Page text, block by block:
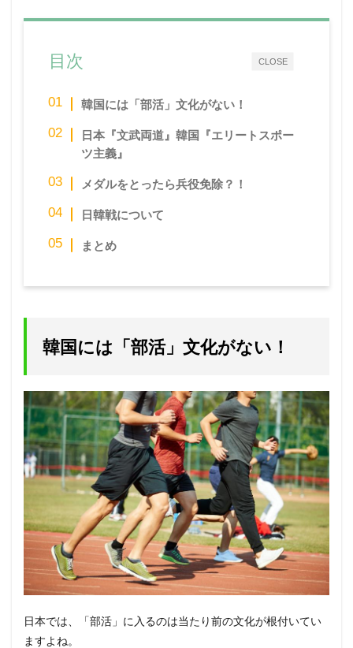
CLOSE
目次
韓国には「部活」文化がない！
日本『文武両道』韓国『エリートスポー
ツ主義』
メダルをとったら兵役免除？！
日韓戦について
まとめ
韓国には「部活」文化がない！
日本では、「部活」に入るのは当たり前の文化が根付いてい
ますよね。